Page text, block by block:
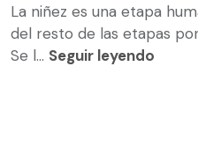
La niñez es una etapa
del resto de las etapas
Se l... Seguir leyendo